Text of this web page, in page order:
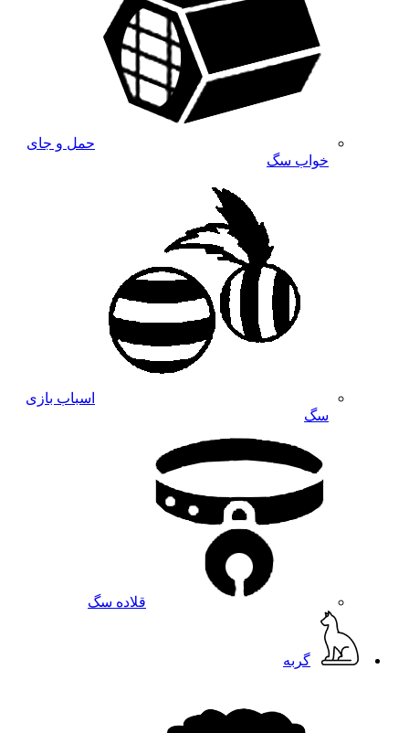
حمل و جای
خواب سگ
اسباب بازی
سگ
قلاده سگ
گربه